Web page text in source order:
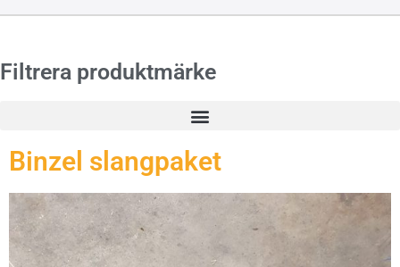
Filtrera produktmärke
Binzel slangpaket